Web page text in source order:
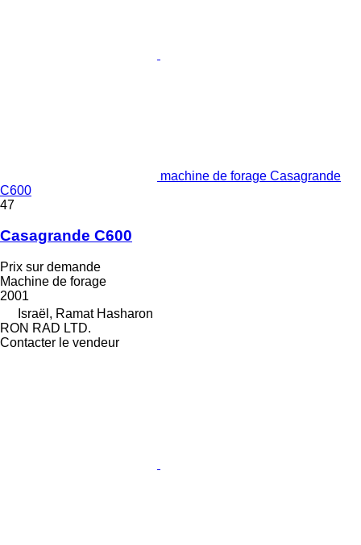
machine de forage Casagrande
C600
47
Casagrande C600
Prix sur demande
Machine de forage
2001
Israël, Ramat Hasharon
RON RAD LTD.
Contacter le vendeur